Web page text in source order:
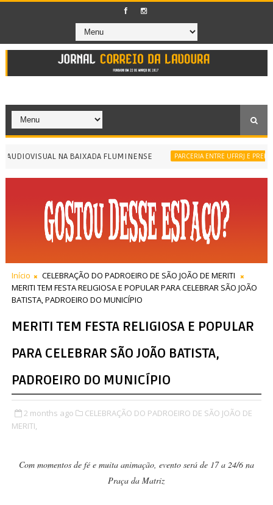
NA BAIXADA FLUMINENSE PARCERIA ENTRE UFRRJ E
Início
CELEBRAÇÃO DO PADROEIRO DE SÃO JOÃO DE MERITI
MERITI TEM FESTA RELIGIOSA E POPULAR PARA CELEBRAR SÃO JOÃO
BATISTA, PADROEIRO DO MUNICÍPIO
MERITI TEM FESTA RELIGIOSA E POPULAR
PARA CELEBRAR SÃO JOÃO BATISTA,
PADROEIRO DO MUNICÍPIO
2 months ago
CELEBRAÇÃO DO PADROEIRO DE SÃO JOÃO DE
MERITI,
Com momentos de fé e muita animação, evento será de 17 a 24/6 na
Praça da Matriz